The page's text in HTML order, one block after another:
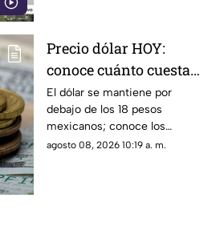
Precio dólar HOY:
conoce cuánto cuesta
en Sinaloa y en México
este sábado 8 de agosto
El dólar se mantiene por
debajo de los 18 pesos
mexicanos; conoce los
detalles de su precio en
agosto 08, 2026 10:19 a. m.